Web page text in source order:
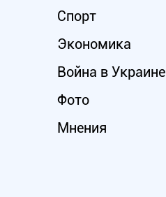
Спорт
Экономика
Война в Украине
Фото
Мнения